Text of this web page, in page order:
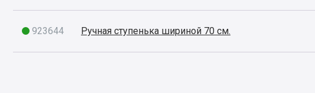
923644 Ручная ступенька шириной 70 см.